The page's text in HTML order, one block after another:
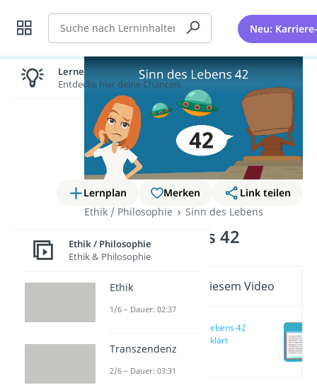
Suche Neu:
Lernplan Merken
Link teilen
Ethik / Philosophie
Sinn des Lebens
Sinn des Lebens 42
Wichtige Inhalte in diesem Video
Sinn des Lebens 42
einfach erklärt
(00:16)
Lernen lohnt sich!
Entdecke hier deine Chancen.
Ethik / Philosophie
Ethik & Philosophie
Ethik
1/6 – Dauer: 02:37
Transzendenz
2/6 – Dauer: 03:31